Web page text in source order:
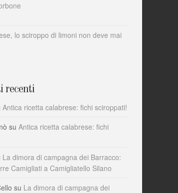
lo sciroppo di limoni non deve mai
recenti
Antica ricetta calabrese: fichi sciroppati!
su Antica ricetta calabrese: fichi
La dimora di campagna dei Barracco:
Camigliati a Camigliatello Silano
su La dimora di campagna dei